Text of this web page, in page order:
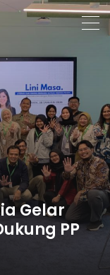
Gelar
PP